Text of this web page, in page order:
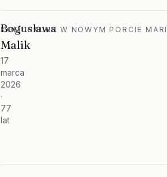
Bogusława
Malik
17
marca
2026
·
77
lat
KOMUNALNY W NOWYM PORCIE